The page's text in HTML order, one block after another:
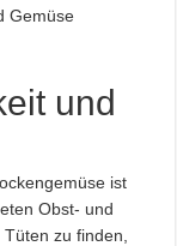
Gemüse
und
ist
Obst- und
zu finden,